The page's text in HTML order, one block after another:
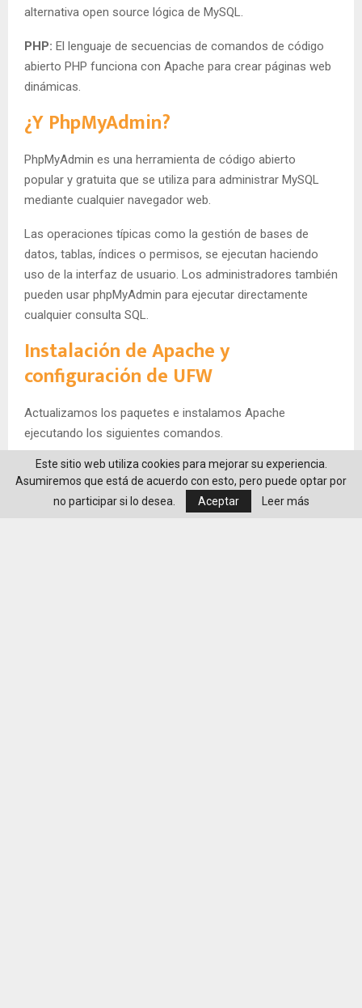
alternativa open source lógica de MySQL.
PHP: El lenguaje de secuencias de comandos de código
abierto PHP funciona con Apache para crear páginas web
dinámicas.
¿Y PhpMyAdmin?
PhpMyAdmin es una herramienta de código abierto
popular y gratuita que se utiliza para administrar MySQL
mediante cualquier navegador web.
Las operaciones típicas como la gestión de bases de
datos, tablas, índices o permisos, se ejecutan haciendo
uso de la interfaz de usuario. Los administradores también
pueden usar phpMyAdmin para ejecutar directamente
cualquier consulta SQL.
Instalación de Apache y
configuración de UFW
Actualizamos los paquetes e instalamos Apache
ejecutando los siguientes comandos.
sudo apt update
sudo apt install apache2
Este sitio web utiliza cookies para mejorar su experiencia.
Asumiremos que está de acuerdo con esto, pero puede optar por
no participar si lo desea.
Aceptar Leer más